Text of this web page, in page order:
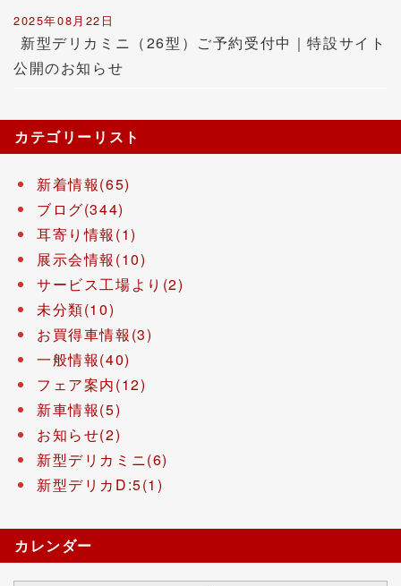
2025年08月22日
新型デリカミニ（26型）ご予約受付中｜特設サイト
公開のお知らせ
カテゴリーリスト
新着情報(65)
ブログ(344)
耳寄り情報(1)
展示会情報(10)
サービス工場より(2)
未分類(10)
お買得車情報(3)
一般情報(40)
フェア案内(12)
新車情報(5)
お知らせ(2)
新型デリカミニ(6)
新型デリカD:5(1)
カレンダー